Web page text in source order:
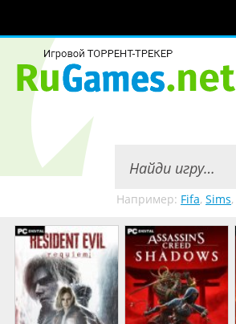
Например: Fifa, Sims,